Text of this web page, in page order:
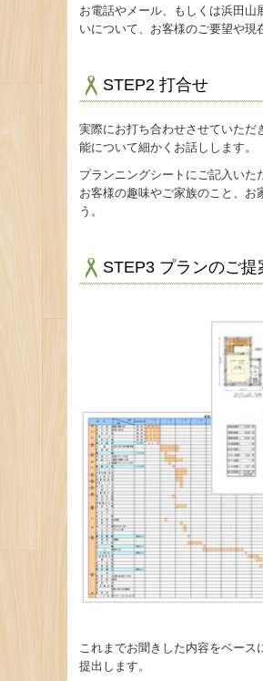
お電話やメール、もしくは浜田山
いについて、お客様のご要望や現
STEP2 打合せ
実際にお打ち合わせさせていただ
能について細かくお話しします。
プランニングシートにご記入いた
お客様の趣味やご家族のこと、お
う。
STEP3 プランのご提
これまでお聞きした内容をベー
提出します。